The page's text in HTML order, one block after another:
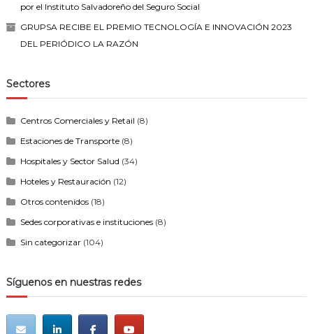
por el Instituto Salvadoreño del Seguro Social
GRUPSA RECIBE EL PREMIO TECNOLOGÍA E INNOVACIÓN 2023
DEL PERIÓDICO LA RAZÓN
Sectores
Centros Comerciales y Retail (8)
Estaciones de Transporte(8)
Hospitales y Sector Salud (34)
Hoteles y Restauración (12)
Otros contenidos(18)
Sedes corporativas e instituciones(8)
Sin categorizar(104)
Síguenos en nuestras redes